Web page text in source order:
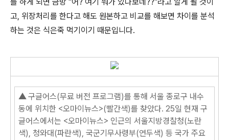
고, 위장처리를 한다고 해도 원본하고 비교를 해보면 차이를 분석
하는 것은 식은죽 먹기이기 때문입니다.
▲구글어스(무료 버전 프로그램)를 통해 서울 종로구 내수
동에 위치한 <오마이뉴스>(빨간색)를 찾았다. 25일 현재 구
글어스에서는 <오마이뉴스> 인근의 서울지방경찰청(노란
색), 청와대(파란색), 국군기무사령부(연두색) 등 국가 주요